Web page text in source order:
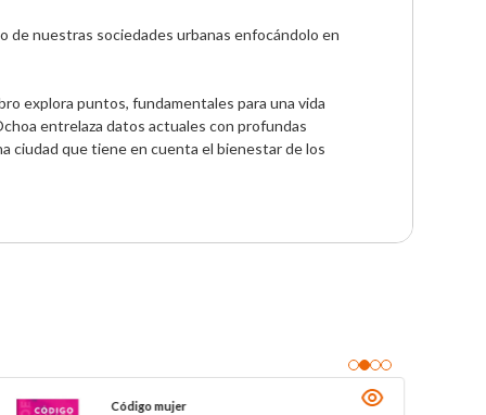
de nuestras sociedades urbanas enfocándolo en
explora puntos, fundamentales para una vida
entrelaza datos actuales con profundas
ciudad que tiene en cuenta el bienestar de los
Código mujer